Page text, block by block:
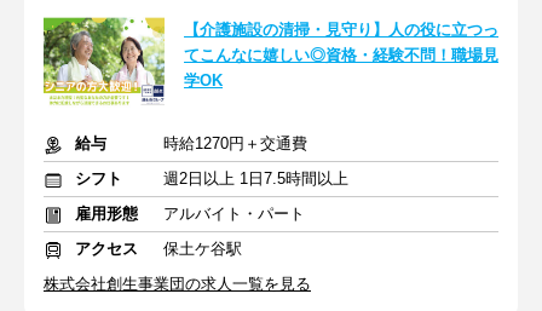
【介護施設の清掃・見守り】人の役に立つっ
てこんなに嬉しい◎資格・経験不問！職場見
学OK
給与
時給1270円＋交通費
シフト
週2日以上 1日7.5時間以上
雇用形態
アルバイト・パート
アクセス
保土ケ谷駅
株式会社創生事業団の求人一覧を見る